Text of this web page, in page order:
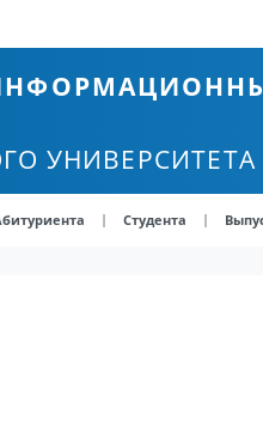
УНИВЕРСИТЕТА
| Студента |